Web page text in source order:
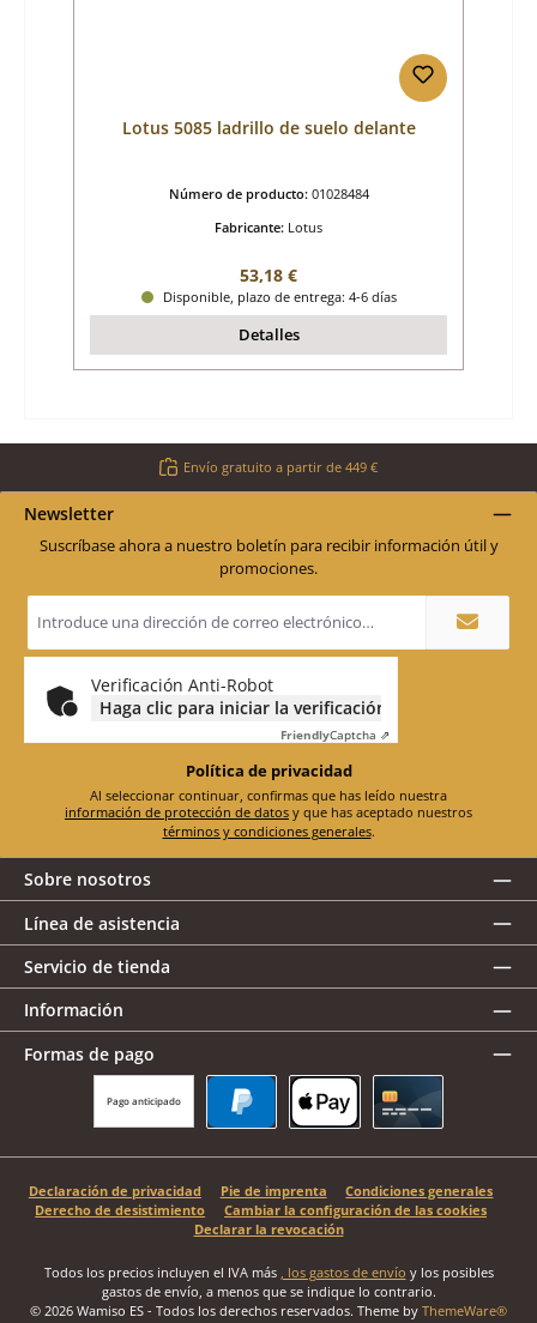
Lotus 5085 ladrillo de suelo delante
Número de producto: 01028484
Fabricante: Lotus
Precio normal:
53,18 €
Disponible, plazo de entrega: 4-6 días
Detalles
Envío gratuito a partir de 449 €
Newsletter
Suscríbase ahora a nuestro boletín para recibir información útil y
promociones.
de
electrónico
Verificación Anti-Robot
Haga clic para iniciar la verificación
FriendlyCaptcha ⇗
Política de privacidad
información de protección de datos
términos y condiciones generales.
Sobre nosotros
Línea de asistencia
Servicio de tienda
Información
Formas de pago
Pago anticipado
Declaración de privacidad Pie de imprenta
Condiciones generales
Derecho de desistimiento
Cambiar la configuración de las cookies
Declarar la revocación
Todos los precios incluyen el IVA más , los gastos de envío y los posibles
gastos de envío, a menos que se indique lo contrario.
© 2026 Wamiso ES - Todos los derechos reservados. Theme by ThemeWare®